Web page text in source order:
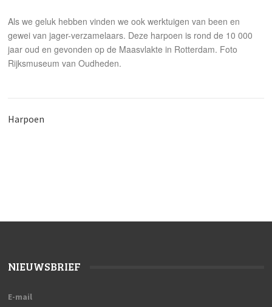
Als we geluk hebben vinden we ook werktuigen van been en
gewei van jager-verzamelaars. Deze harpoen is rond de 10 000
jaar oud en gevonden op de Maasvlakte in Rotterdam. Foto
Rijksmuseum van Oudheden.
Harpoen
NIEUWSBRIEF
E-mail